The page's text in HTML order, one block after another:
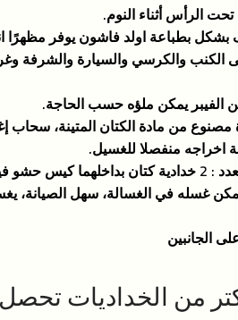
الرأس أثناء النوم.
بطباعة اولد فاشون يوفر مظهرًا
الكنب والكرسي والسيارة والشرفة
يمكن ملؤه حسب الحاجة.
مصنوع من مادة الكتان المتينة،
اخراجه منفصلا للغسيل.
غسله في الغسالة، سهل
الجانبين
من الخداديات